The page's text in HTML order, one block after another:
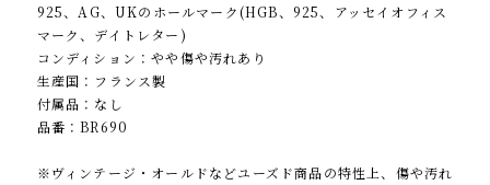
925、AG、UKのホールマーク(HGB、925、アッセイオフィス
マーク、デイトレター)
コンディション：やや傷や汚れあり
生産国：フランス製
付属品：なし
品番：BR690
※ヴィンテージ・オールドなどユーズド商品の特性上、傷や汚れ